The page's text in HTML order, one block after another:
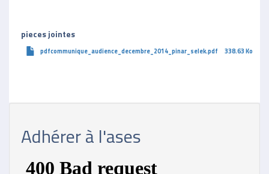
pieces jointes
pdfcommunique_audience_decembre_2014_pinar_selek.pdf 338.63 Ko
Adhérer à l'ases